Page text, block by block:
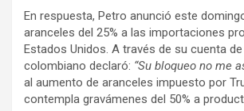
En respuesta, Petro anunció este
aranceles del 25% a las importaciones
Estados Unidos. A través de su cuenta
colombiano declaró: “Su bloqueo no me
al aumento de aranceles impuesto por
contempla gravámenes del 50% a